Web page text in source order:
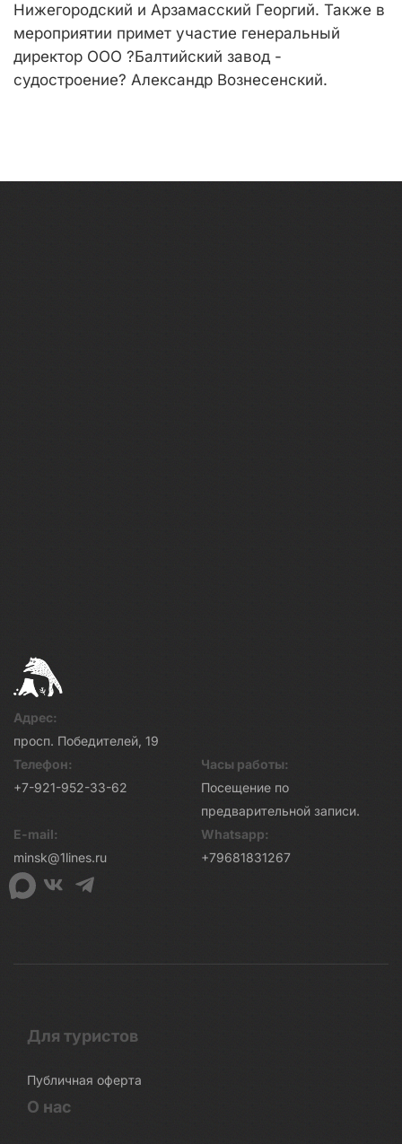
Нижегородский и Арзамасский Георгий. Также в
мероприятии примет участие генеральный
директор ООО ?Балтийский завод -
судостроение? Александр Вознесенский.
Адрес:
просп. Победителей, 19
Телефон:
+7-921-952-33-62
Часы работы:
Посещение по
предварительной записи.
E-mail:
minsk@1lines.ru
Whatsapp:
+79681831267
Для туристов
Публичная оферта
О нас